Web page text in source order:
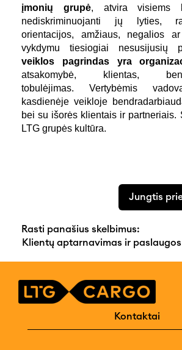
įmonių grupė, atvira visiems
nediskriminuojanti jų lyties,
orientacijos, amžiaus, negalios
vykdymu tiesiogiai nesusijusių
veiklos pagrindas yra
atsakomybė, klientas,
tobulėjimas. Vertybėmis
kasdienėje veikloje
bei su išorės klientais ir partneriais.
LTG grupės kultūra.
Jungtis
Rasti panašius skelbimus:
Klientų aptarnavimas ir paslaugos
Kontaktai